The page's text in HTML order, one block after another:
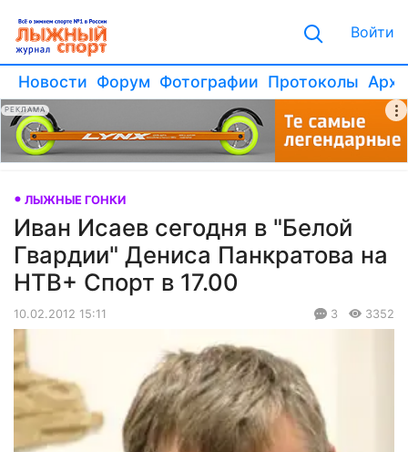
Войти
Новости Форум Фотографии Протоколы
РЕКЛАМА
ЛЫЖНЫЕ ГОНКИ
Иван Исаев сегодня в "Белой
Гвардии" Дениса Панкратова на
НТВ+ Спорт в 17.00
10.02.2012 15:11 3 3352